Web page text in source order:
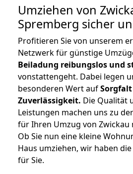
Umziehen von
Spremberg sicher
Profitieren Sie von unserem
Netzwerk für günstige
Beiladung reibungslos und
vonstattengeht. Dabei legen
besonderen Wert auf
Zuverlässigkeit. Die Qualität
Leistungen machen uns zu
für Ihren Umzug von Zwickau
Ob Sie nun eine kleine
Haus umziehen, wir haben
für Sie.